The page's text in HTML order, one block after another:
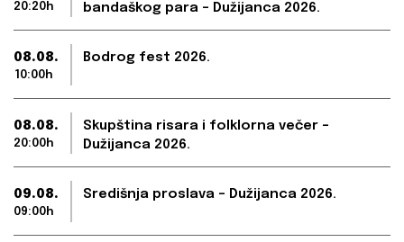
20:20h
bandaškog para – Dužijanca 2026.
08.08.
10:00h
Bodrog fest 2026.
08.08.
20:00h
Skupština risara i folklorna večer –
Dužijanca 2026.
09.08.
09:00h
Središnja proslava – Dužijanca 2026.